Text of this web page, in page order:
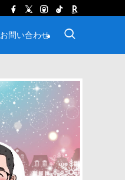
お問い合わせ